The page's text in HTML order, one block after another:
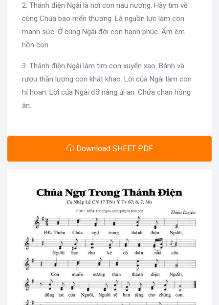
2. Thánh điện Ngài là nơi con náu nương. Hãy tìm về
cùng Chúa bao mến thương. Là nguồn lực làm con
mạnh sức. Ở cùng Ngài đời con hạnh phúc. Ấm êm
hồn con.
3. Thánh điện Ngài làm tim con xuyến xao. Bánh và
rượu thần lương con khát khao. Lời của Ngài làm con
hỉ hoan. Lời của Ngài đỡ nâng ủi an. Chứa chan hồng
ân.
Download SHEET PDF